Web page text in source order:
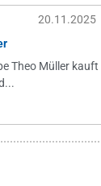
20.11.2025
Theo Müller kauft